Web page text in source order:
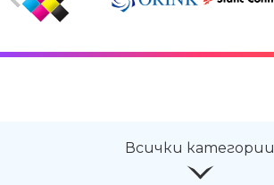
Всички категории